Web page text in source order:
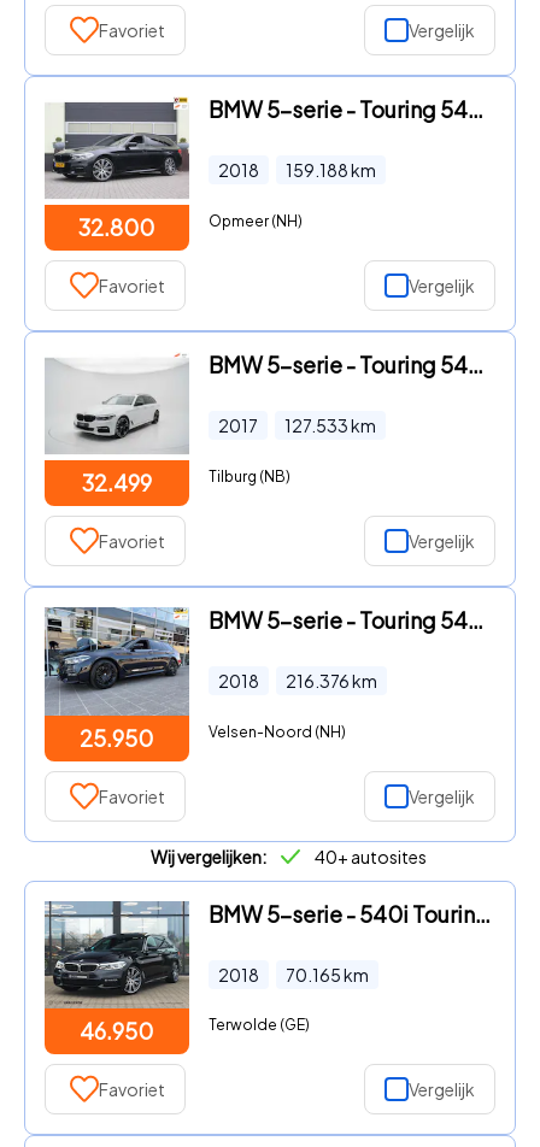
Favoriet Vergelijk
32.800
BMW 5-serie - Touring 540i xDrive High Executive M Sport | Full Options |
2018 159.188km
Opmeer (NH)
Favoriet Vergelijk
32.499
BMW 5-serie - Touring 540i xDrive High Executive M SPORT PANO
2017 127.533km
Tilburg (NB)
Favoriet Vergelijk
25.950
BMW 5-serie - Touring 540i xDrive High Executive M Sport
2018 216.376km
Velsen-Noord (NH)
Favoriet Vergelijk
Wij vergelijken: 40+ autosites
46.950
BMW 5-serie - 540i Touring M-sport Sportautomaat
2018 70.165km
Terwolde (GE)
Favoriet Vergelijk